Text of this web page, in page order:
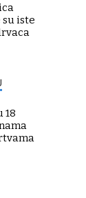
su iste
18